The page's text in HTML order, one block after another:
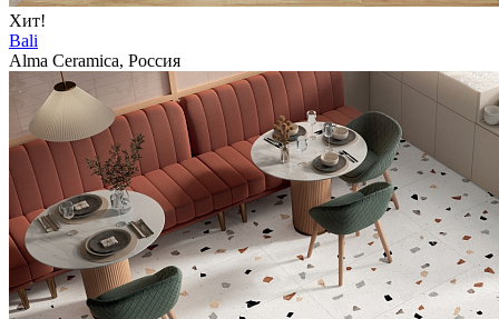
Хит!
Bali
Alma Ceramica, Россия